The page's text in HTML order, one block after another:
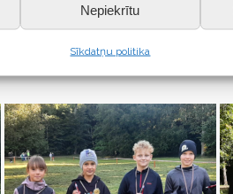
Nepiekrītu
Sīkdatņu politika
Agate Devita!